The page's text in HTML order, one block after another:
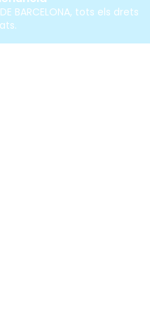
BARCELONA, tots els drets